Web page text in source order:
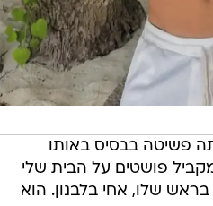
פשיטה בבסיס באותו
פושטים על הבית שלי
שלו, אחי בלבנון. הוא